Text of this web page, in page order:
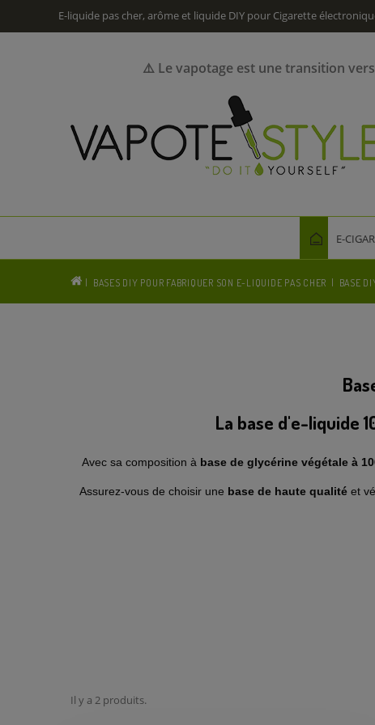
E-liquide pas cher, arôme et liquide DIY pour Cigarette
⚠️ Le vapotage est une transition
E-
BASES DIY POUR FABRIQUER SON E-LIQUIDE PAS CHER BASE
La base d'e-liquide
Avec sa composition à base de glycérine végétale à
Assurez-vous de choisir une base de haute qualité et
Il y a 2 produits.